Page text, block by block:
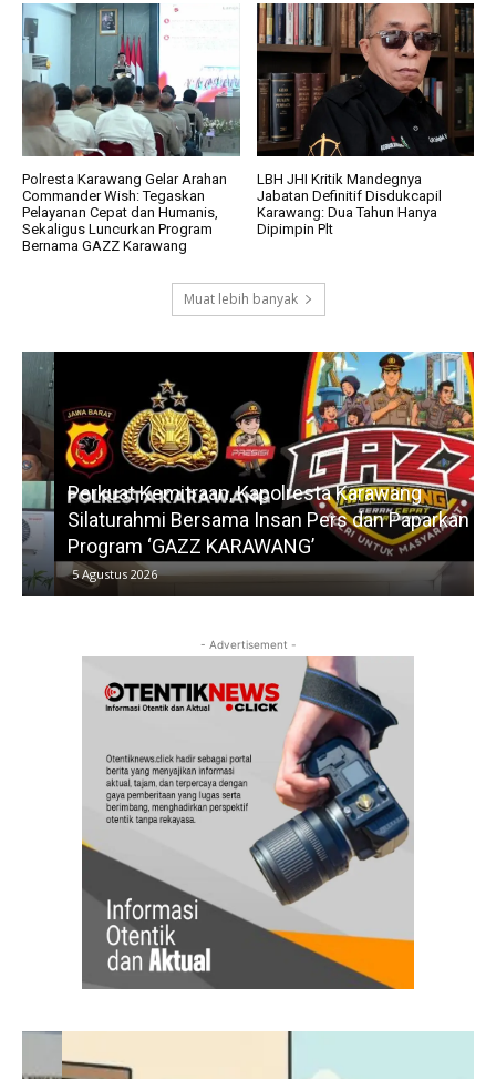
Polresta Karawang Gelar Arahan
Commander Wish: Tegaskan
Pelayanan Cepat dan Humanis,
Sekaligus Luncurkan Program
Bernama GAZZ Karawang
LBH JHI Kritik Mandegnya
Jabatan Definitif Disdukcapil
Karawang: Dua Tahun Hanya
Dipimpin Plt
Muat lebih banyak
Perkuat Kemitraan, Kapolresta Karawang
Silaturahmi Bersama Insan Pers dan Paparkan
Program ‘GAZZ KARAWANG’
5 Agustus 2026
- Advertisement -